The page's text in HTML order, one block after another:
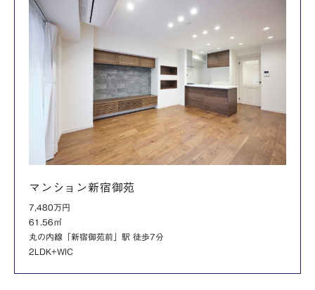
マンション新宿御苑
7,480万円
61.56㎡
丸の内線「新宿御苑前」駅 徒歩7分
2LDK+WIC